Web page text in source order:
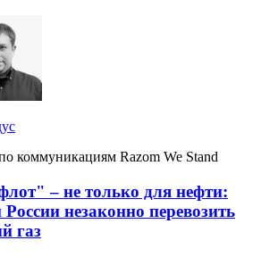
коммуникациям Razom We Stand
– не только для нефти:
России незаконно перевозить
газ